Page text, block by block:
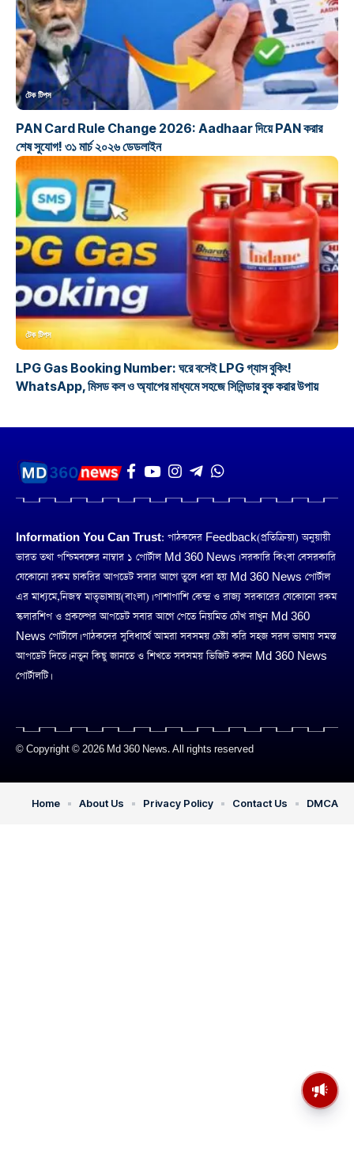
টেক টিপস
PAN Card Rule Change 2026: Aadhaar দিয়ে PAN করার
শেষ সুযোগ! ৩১ মার্চ ২০২৬ ডেডলাইন
টেক টিপস
LPG Gas Booking Number: ঘরে বসেই LPG গ্যাস বুকিং!
WhatsApp, মিসড কল ও অ্যাপের মাধ্যমে সহজে সিলিন্ডার বুক করার উপায়
Information You Can Trust: পাঠকদের Feedback(প্রতিক্রিয়া) অনুয়ায়ী
ভারত তথা পশ্চিমবঙ্গের নাম্বার ১ পোর্টাল Md 360 News। সরকারি কিংবা বেসরকারি
যেকোনো রকম চাকরির আপডেট সবার আগে তুলে ধরা হয় Md 360 News পোর্টাল
এর মাধ্যমে,নিজস্ব মাতৃভাষায়(বাংলা)। পাশাপাশি কেন্দ্র ও রাজ্য সরকারের যেকোনো রকম
স্কলারশিপ ও প্রকল্পের আপডেট সবার আগে পেতে নিয়মিত চোঁখ রাখুন Md 360
News পোর্টালে। পাঠকদের সুবিধার্থে আমরা সবসময় চেষ্টা করি সহজ সরল ভাষায় সমস্ত
আপডেট দিতে। নতুন কিছু জানতে ও শিখতে সবসময় ভিজিট করুন Md 360 News
পোর্টালটি।
© Copyright © 2026 Md 360 News. All rights reserved
Home About Us Privacy Policy Contact Us DMCA